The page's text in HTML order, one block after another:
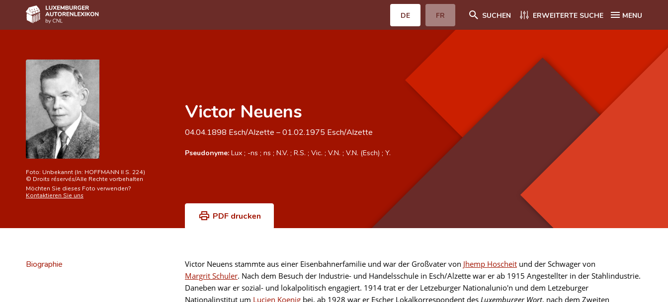
DE FR SUCHEN ERWEITERTE SUCHE MENU
Autor(inn)en A-Z
Erweiterte Suche
Häufige Fragen und Antworten
CNL
Forschungsgruppe
Kontakt
Foto: Unbekannt (In: HOFFMANN II S. 224)
© Droits réservés/Alle Rechte vorbehalten
Möchten Sie dieses Foto verwenden?
Kontaktieren Sie uns
Victor Neuens
04.04.1898 Esch/Alzette –01.02.1975 Esch/Alzette
Pseudonyme: Lux ; -ns ; ns ; N.V. ; R.S. ; Vic. ; V.N. ; V.N. (Esch) ; Y.
PDF drucken
Biographie Victor Neuens stammte aus einer Eisenbahnerfamilie und war der Großvater von Jhemp Hoscheit und der Schwager von
Margrit Schuler. Nach dem Besuch der Industrie- und Handelsschule in Esch/Alzette war er ab 1915 Angestellter in der Stahlindustrie.
Daneben war er sozial- und lokalpolitisch engagiert. 1914 trat er der Letzeburger Nationalunio'n und dem Letzeburger
Nationalinstitut um Lucien Koenig bei, ab 1928 war er Escher Lokalkorrespondent des Luxemburger Wort, nach dem Zweiten